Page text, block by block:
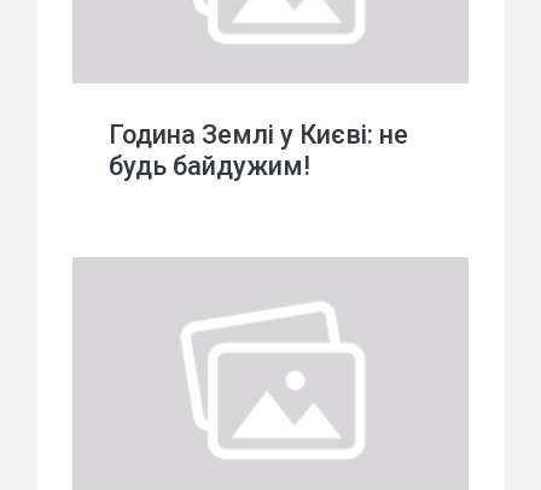
Година Землі у Києві: не
будь байдужим!